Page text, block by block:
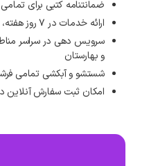
ضمانتنامه کتبی برای
ارائه خدمات در ۷ روز هفته، حتی روزهای تعطیل رسمی
سرویس دهی در سراسر
و بهارستان
شستشو و آبکشی تمامی
امکان ثبت سفارش آنلاین در ۲۴ ساعت شبانه